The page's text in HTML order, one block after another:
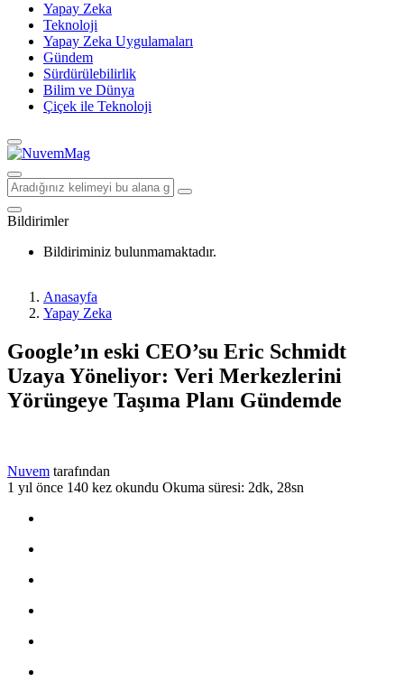
Yapay Zeka
Teknoloji
Yapay Zeka Uygulamaları
Gündem
Sürdürülebilirlik
Bilim ve Dünya
Çiçek ile Teknoloji
Bildirimler
Bildiriminiz bulunmamaktadır.
Anasayfa
Yapay Zeka
Google’ın eski CEO’su Eric Schmidt
Uzaya Yöneliyor: Veri Merkezlerini
Yörüngeye Taşıma Planı Gündemde
Nuvem tarafından
1 yıl önce 140 kez okundu Okuma süresi: 2dk, 28sn